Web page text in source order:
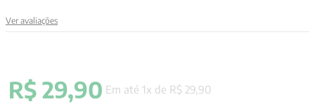
Ver avaliações
R$ 29,90 Em até 1x de R$ 29 90